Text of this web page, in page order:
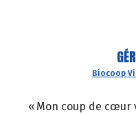
Biocoop
« Mon coup de cœur